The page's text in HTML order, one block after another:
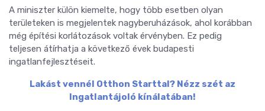
A miniszter külön kiemelte, hogy több esetben olyan
területeken is megjelentek nagyberuházások, ahol korábban
még építési korlátozások voltak érvényben. Ez pedig
teljesen átírhatja a következő évek budapesti
ingatlanfejlesztéseit.
Lakást vennél Otthon Starttal? Nézz szét az
Ingatlantájoló kínálatában!